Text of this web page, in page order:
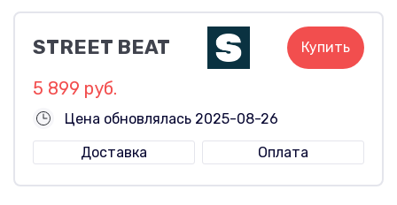
STREET BEAT Купить
5 899 руб.
Цена обновлялась 2025-08-26
Доставка
Оплата